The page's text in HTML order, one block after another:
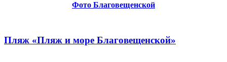
Фото Благовещенской
Пляж «Пляж и море Благовещенской»